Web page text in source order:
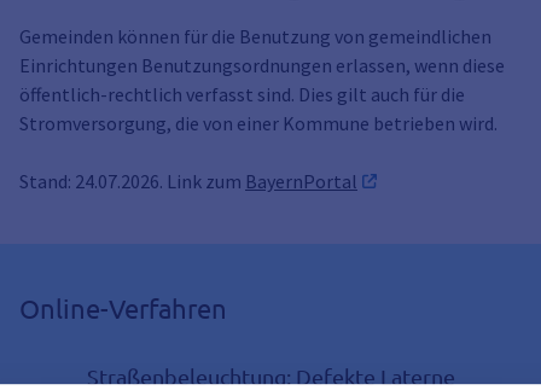
Gemeinden können für die Benutzung von gemeindlichen
Einrichtungen Benutzungsordnungen erlassen, wenn diese
öffentlich-rechtlich verfasst sind. Dies gilt auch für die
Stromversorgung, die von einer Kommune betrieben wird.
Stand: 24.07.2026. Link zum BayernPortal
Online-Verfahren
Straßenbeleuchtung; Defekte Laterne